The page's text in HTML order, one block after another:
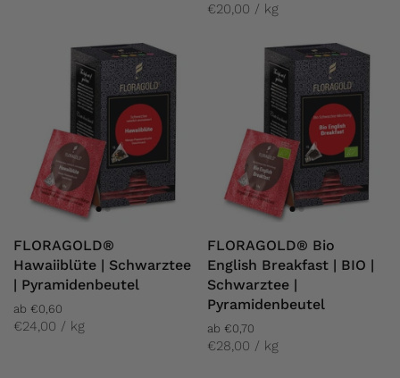
€20,00 / kg
FLORAGOLD®
Hawaiiblüte | Schwarztee
| Pyramidenbeutel
ab €0,60
€24,00 / kg
FLORAGOLD® Bio
English Breakfast | BIO |
Schwarztee |
Pyramidenbeutel
ab €0,70
€28,00 / kg